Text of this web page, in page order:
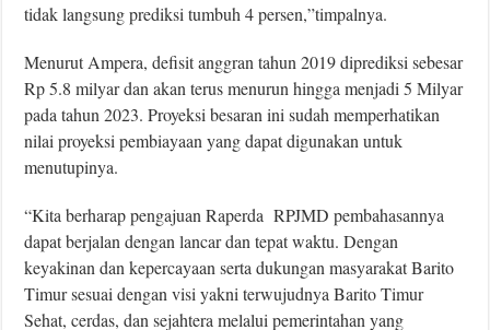
tidak langsung prediksi tumbuh 4 persen,”timpalnya.
Menurut Ampera, defisit anggran tahun 2019 diprediksi sebesar
Rp 5.8 milyar dan akan terus menurun hingga menjadi 5 Milyar
pada tahun 2023. Proyeksi besaran ini sudah memperhatikan
nilai proyeksi pembiayaan yang dapat digunakan untuk
menutupinya.
“Kita berharap pengajuan Raperda RPJMD pembahasannya
dapat berjalan dengan lancar dan tepat waktu. Dengan
keyakinan dan kepercayaan serta dukungan masyarakat Barito
Timur sesuai dengan visi yakni terwujudnya Barito Timur
Sehat, cerdas, dan sejahtera melalui pemerintahan yang